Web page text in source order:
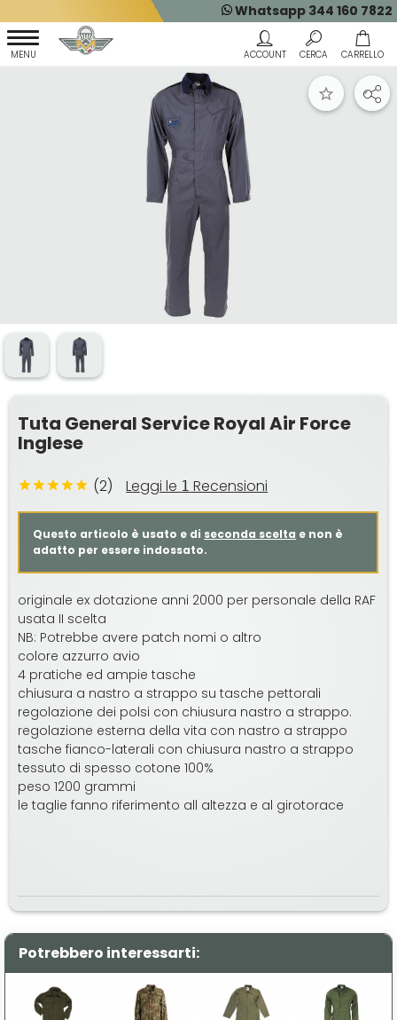
Whatsapp 344 160 7822
Tuta General Service Royal Air Force
Inglese
(2) Leggi le 1 Recensioni
Questo articolo è usato e di seconda scelta e non è
adatto per essere indossato.
originale ex dotazione anni 2000 per personale della RAF
usata II scelta
NB: Potrebbe avere patch nomi o altro
colore azzurro avio
4 pratiche ed ampie tasche
chiusura a nastro a strappo su tasche pettorali
regolazione dei polsi con chiusura nastro a strappo.
regolazione esterna della vita con nastro a strappo
tasche fianco-laterali con chiusura nastro a strappo
tessuto di spesso cotone 100%
peso 1200 grammi
le taglie fanno riferimento all altezza e al girotorace
Potrebbero interessarti: